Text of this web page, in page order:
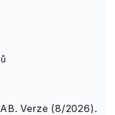
Verze (8/2026).